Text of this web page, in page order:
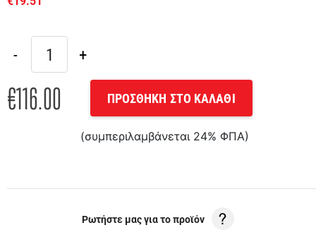
€116.00 ΠΡΟΣΘΗΚΗ ΣΤΟ ΚΑΛΑΘΙ
(συμπεριλαμβάνεται 24% ΦΠΑ)
Ρωτήστε μας για το προϊόν